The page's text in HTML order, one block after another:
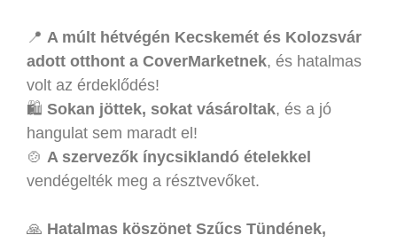
📍 A múlt hétvégén Kecskemét és Kolozsvár
adott otthont a CoverMarketnek, és hatalmas
volt az érdeklődés!
🛍️ Sokan jöttek, sokat vásároltak, és a jó
hangulat sem maradt el!
🍲 A szervezők ínycsiklandó ételekkel
vendégelték meg a résztvevőket.
🙏 Hatalmas köszönet Szűcs Tündének,